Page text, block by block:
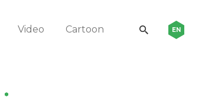
Video Cartoon EN